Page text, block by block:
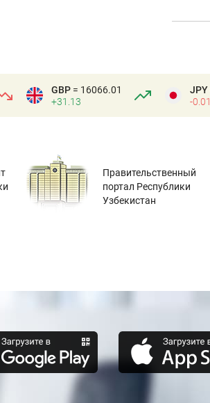
GBP = 16066.01
+31.13
JPY
-0.01
Правительственный
портал Республики
Узбекистан